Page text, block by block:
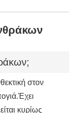
στον
κυρίως